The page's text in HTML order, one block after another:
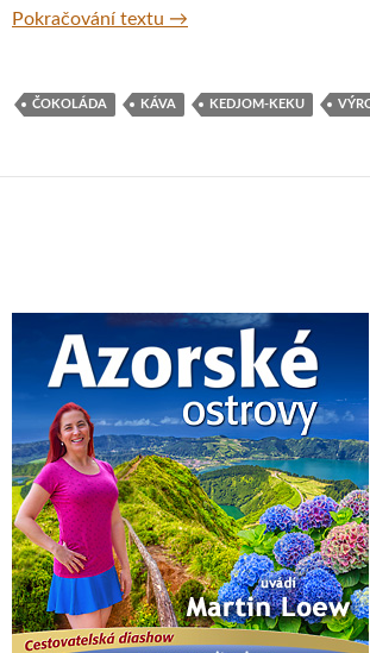
Pokračování textu Kedjom-Keku: Jak
→
ČOKOLÁDA KÁVA KEDJOM-KEKU